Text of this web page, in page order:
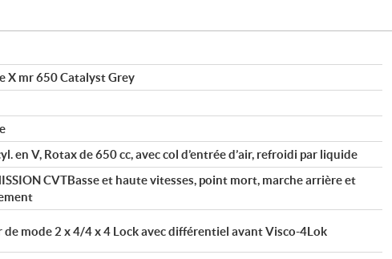
X mr 650 Catalyst Grey
en V, Rotax de 650 cc, avec col d’entrée d’air, refroidi par liquide
CVTBasse et haute vitesses, point mort, marche arrière et
de mode 2 x 4/4 x 4 Lock avec différentiel avant Visco-4Lok